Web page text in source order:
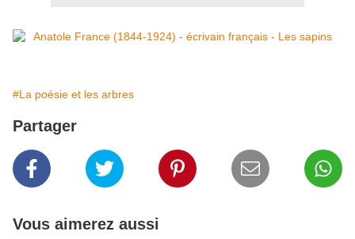
#La poésie et les arbres
Partager
Vous aimerez aussi